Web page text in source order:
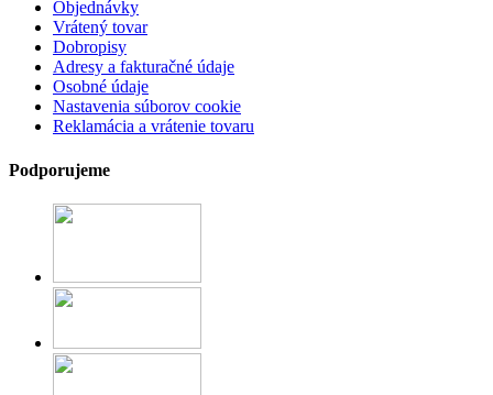
Objednávky
Vrátený tovar
Dobropisy
Adresy a fakturačné údaje
Osobné údaje
Nastavenia súborov cookie
Reklamácia a vrátenie tovaru
Podporujeme